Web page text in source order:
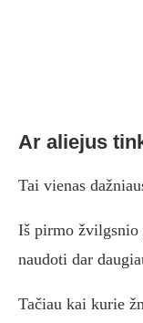
Ar aliejus
Tai vienas
Iš pirmo žvilgsnio
naudoti dar
Tačiau kai kurie